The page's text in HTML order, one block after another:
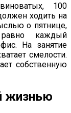
100
ходить на
о пятнице,
каждый
На занятие
смелости.
собственную
жизнью